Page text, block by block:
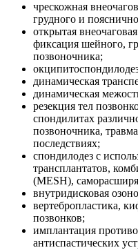
чрескожная
грудного и
открытая
фиксация шейного,
позвоночника;
динамическая
динамическая
резекция тел
спондилитах
позвоночника,
последствиях;
спондилодез с
трансплантатов,
(MESH),
внутридисковая
вертебропластика,
позвонков;
имплантация
антиспастических